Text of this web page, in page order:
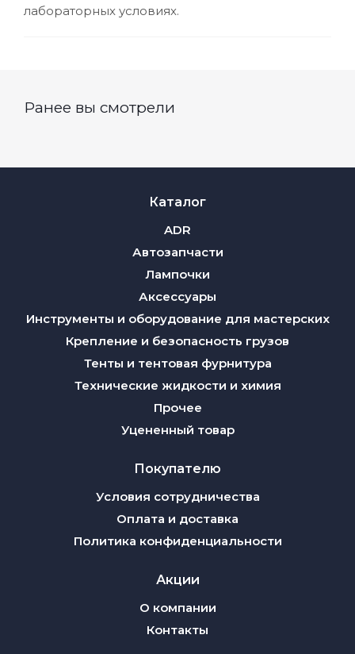
лабораторных условиях.
Ранее вы смотрели
Каталог
ADR
Автозапчасти
Лампочки
Аксессуары
Инструменты и оборудование для мастерских
Крепление и безопасность грузов
Тенты и тентовая фурнитура
Технические жидкости и химия
Прочее
Уцененный товар
Покупателю
Условия сотрудничества
Оплата и доставка
Политика конфиденциальности
Акции
О компании
Контакты